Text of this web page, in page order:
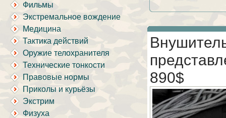
Фильмы
Экстремальное вождение
Медицина
Тактика действий
Оружие телохранителя
Технические тонкости
Правовые нормы
Приколы и курьёзы
Экстрим
Физуха
890$